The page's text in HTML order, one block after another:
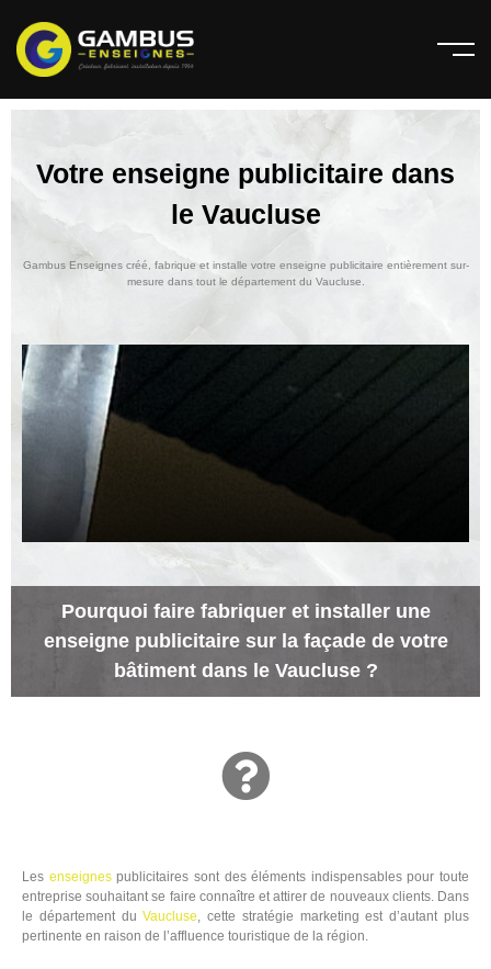
Votre enseigne publicitaire dans
le Vaucluse
Gambus Enseignes créé, fabrique et installe votre enseigne publicitaire entièrement sur-
mesure dans tout le département du Vaucluse.
Pourquoi faire fabriquer et installer une
enseigne publicitaire sur la façade de votre
bâtiment dans le Vaucluse ?
Les enseignespublicitaires sont des éléments indispensables pour toute
entreprise souhaitant se faire connaître et attirer de nouveaux clients. Dans
le département duVaucluse, cette stratégie marketing est d’autant plus
pertinente en raison de l’affluence touristique de la région.